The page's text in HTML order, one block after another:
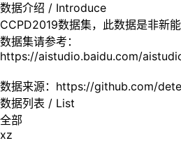
数据介绍 / Introduce
CCPD2019数据集，此数据是非新
数据集请参考：
https://aistudio.baidu.com/
数据来源：https://github.com/
数据列表 / List
全部
xz